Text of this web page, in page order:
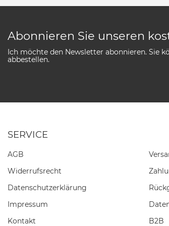
Abonnieren Sie unseren
Ich möchte den Newsletter abonnieren. Sie
abbestellen.
SERVICE
AGB
Widerrufs­recht
Daten­schutz­erklärung
Impressum
Kontakt
B2B